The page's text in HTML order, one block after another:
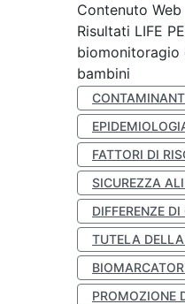
Contenuto Web
Risultati LIFE
biomonitoragio
bambini
FATTORI DI
SICUREZZA
DIFFERENZE DI
TUTELA
PROMOZIONE